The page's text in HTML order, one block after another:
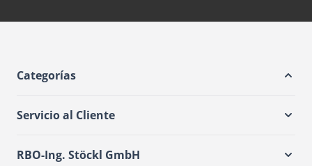
Categorías
Servicio al Cliente
RBO-Ing. Stöckl GmbH